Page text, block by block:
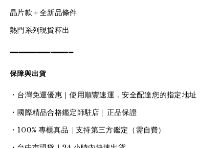
晶片款＋全新品條件
熱門系列現貨釋出
━━━━━━━━━━━━━━
保障與出貨
・台灣免運優惠｜使用順豐速運，安全配達您的指定地址
・國際精品合格鑑定師駐店｜正品保證
・100% 專櫃真品｜支持第三方鑑定（需自費）